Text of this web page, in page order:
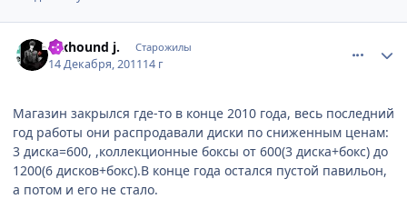
foxhound j. Старожилы
14 Декабря, 201114 г
Магазин закрылся где-то в конце 2010 года, весь последний
год работы они распродавали диски по сниженным ценам:
3 диска=600, ,коллекционные боксы от 600(3 диска+бокс) до
1200(6 дисков+бокс).В конце года остался пустой павильон,
а потом и его не стало.